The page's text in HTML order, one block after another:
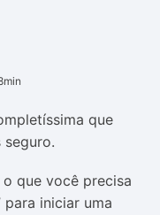
que
que você precisa
iniciar uma